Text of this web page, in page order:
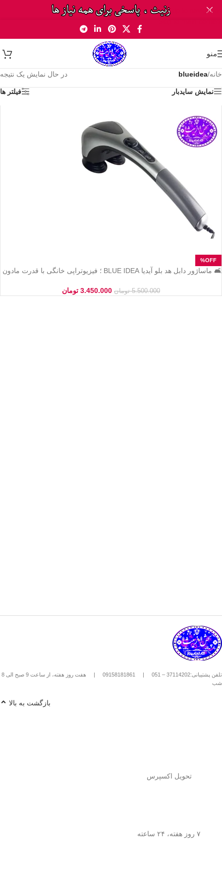
Skip to navigation
منو
خانه/
blueidea در حال نمایش یک نتیجه
نمایش سایدبار فیلتر ها
🛋️ ماساژور دابل هد بلو آیدیا BLUE IDEA ؛ فیزیوتراپی خانگی با قدرت مادون
5.500.000 تومان 3.450.000 تومان
تلفن پشتیبانی:37114202 – 051 |
09158181861
|
هفت روز هفته، از ساعت 9 صبح الی 8
شب
بازگشت به بالا
تحویل اکسپرس
۷ روز هفته، ۲۴ ساعته